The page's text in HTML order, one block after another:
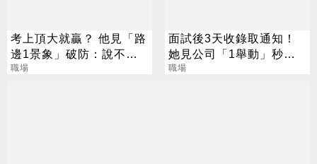
考上頂大就贏？ 他見「路
邊1景象」破防：說不清
的挫敗感
職場
面試後3天收錄取通知！
她見公司「1舉動」秒拒
絕 網點頭：大雷缺
職場